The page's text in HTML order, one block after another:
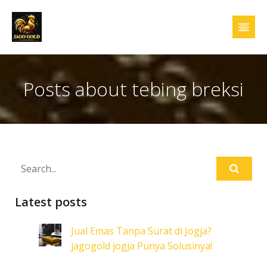
Posts about tebing breksi
Latest posts
Jual Emas Tanpa Surat di Jogja?
jagogold jogja Punya Solusinya!